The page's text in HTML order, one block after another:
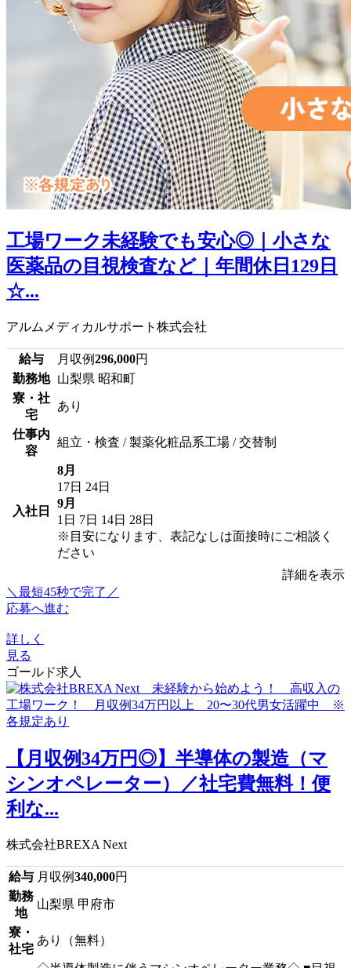
工場ワーク未経験でも安心◎｜小さな
医薬品の目視検査など｜年間休日129日
☆...
アルムメディカルサポート株式会社
給与 月収例296,000円
勤務地 山梨県 昭和町
寮・社
宅
あり
仕事内
容
組立・検査 / 製薬化粧品系工場 / 交替制
入社日
8月
17日 24日
9月
1日 7日 14日 28日
※目安になります、表記なしは面接時にご相談く
ださい
詳細を表示
＼最短45秒で完了／
応募へ進む
詳しく
見る
ゴールド求人
【月収例34万円◎】半導体の製造（マ
シンオペレーター）／社宅費無料！便
利な...
株式会社BREXA Next
給与 月収例340,000円
勤務
地
山梨県 甲府市
寮・
社宅
あり（無料）